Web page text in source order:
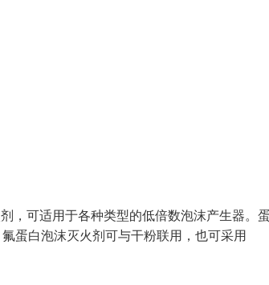
，可适用于各种类型的低倍数泡沫产生器。
蛋白泡沫灭火剂可与干粉联用，也可采用